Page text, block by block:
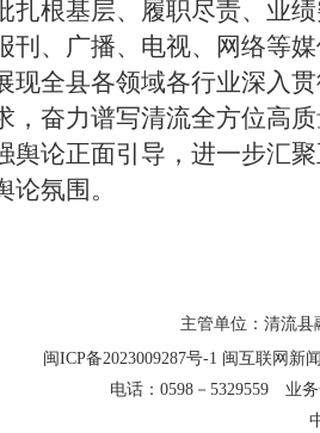
扎根基层、履职尽责、业
刊、广播、电视、网络等
现全县各领域各行业深入
，奋力谱写清流全方位高
舆论正面引导，进一步汇
氛围。
主管单位：清流县
闽ICP备2023009287号-1 闽互联网新
电话：0598－5329559 业